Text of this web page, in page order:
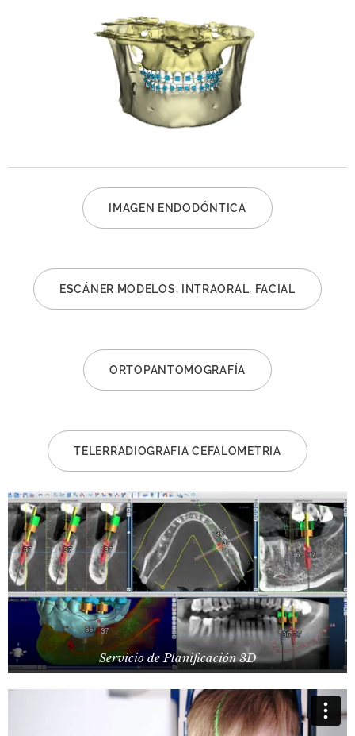
IMAGEN ENDODÓNTICA
ESCÁNER MODELOS, INTRAORAL, FACIAL
ORTOPANTOMOGRAFÍA
TELERRADIOGRAFIA CEFALOMETRIA
Servicio de Planificación 3D